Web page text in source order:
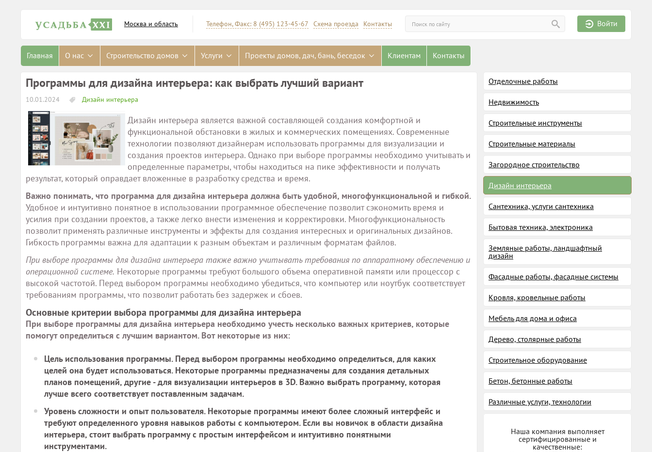
Войти
Искать
Телефон, Факс: 8 (495) 123-45-67 Схема проезда Контакты
Москва и область
Главная О нас Строительство домов Услуги Проекты домов, дач, бань, беседок Клиентам Контакты
Программы для дизайна интерьера: как выбрать лучший вариант
10.01.2024 Дизайн интерьера
Дизайн интерьера является важной составляющей создания комфортной и
функциональной обстановки в жилых и коммерческих помещениях. Современные
технологии позволяют дизайнерам использовать программы для визуализации и
создания проектов интерьера. Однако при выборе программы необходимо учитывать и
определенные параметры, чтобы находиться на пике эффективности и получать
результат, который оправдает вложенные в разработку средства и время.
Важно понимать, что программа для дизайна интерьера должна быть удобной, многофункциональной и гибкой.
Удобное и интуитивно понятное в использовании программное обеспечение позволит сэкономить время и
усилия при создании проектов, а также легко внести изменения и корректировки. Многофункциональность
позволит применять различные инструменты и эффекты для создания интересных и оригинальных дизайнов.
Гибкость программы важна для адаптации к разным объектам и различным форматам файлов.
При выборе программы для дизайна интерьера также важно учитывать требования по аппаратному обеспечению и
операционной системе. Некоторые программы требуют большого объема оперативной памяти или процессор с
высокой частотой. Перед выбором программы необходимо убедиться, что компьютер или ноутбук соответствует
требованиям программы, что позволит работать без задержек и сбоев.
Основные критерии выбора программы для дизайна интерьера
При выборе программы для дизайна интерьера необходимо учесть несколько важных критериев, которые
помогут определиться с лучшим вариантом. Вот некоторые из них:
Цель использования программы.Перед выбором программы необходимо определиться, для каких
целей она будет использоваться. Некоторые программы предназначены для создания детальных
планов помещений, другие - для визуализации интерьеров в 3D. Важно выбрать программу, которая
лучше всего соответствует поставленным задачам.
Уровень сложности и опыт пользователя.Некоторые программы имеют более сложный интерфейс и
требуют определенного уровня навыков работы с компьютером. Если вы новичок в области дизайна
интерьера, стоит выбрать программу с простым интерфейсом и интуитивно понятными
инструментами.
Отделочные работы
Недвижимость
Строительные инструменты
Строительные материалы
Загородное строительство
Дизайн интерьера
Сантехника, услуги сантехника
Бытовая техника, электроника
Земляные работы, ландшафтный
дизайн
Фасадные работы, фасадные системы
Кровля, кровельные работы
Мебель для дома и офиса
Дерево, столярные работы
Строительное оборудование
Бетон, бетонные работы
Различные услуги, технологии
Наша компания выполняет
сертифицированные и
качественные: